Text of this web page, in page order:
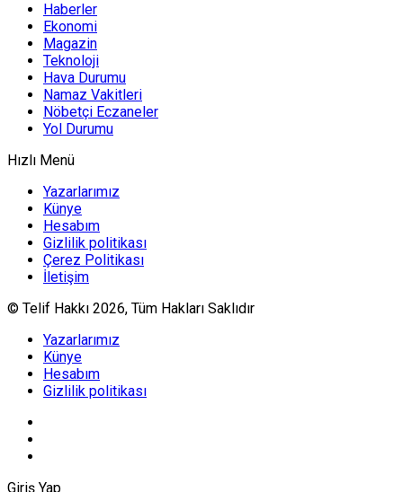
Haberler
Ekonomi
Magazin
Teknoloji
Hava Durumu
Namaz Vakitleri
Nöbetçi Eczaneler
Yol Durumu
Hızlı Menü
Yazarlarımız
Künye
Hesabım
Gizlilik politikası
Çerez Politikası
İletişim
© Telif Hakkı 2026, Tüm Hakları Saklıdır
Yazarlarımız
Künye
Hesabım
Gizlilik politikası
Giriş Yap